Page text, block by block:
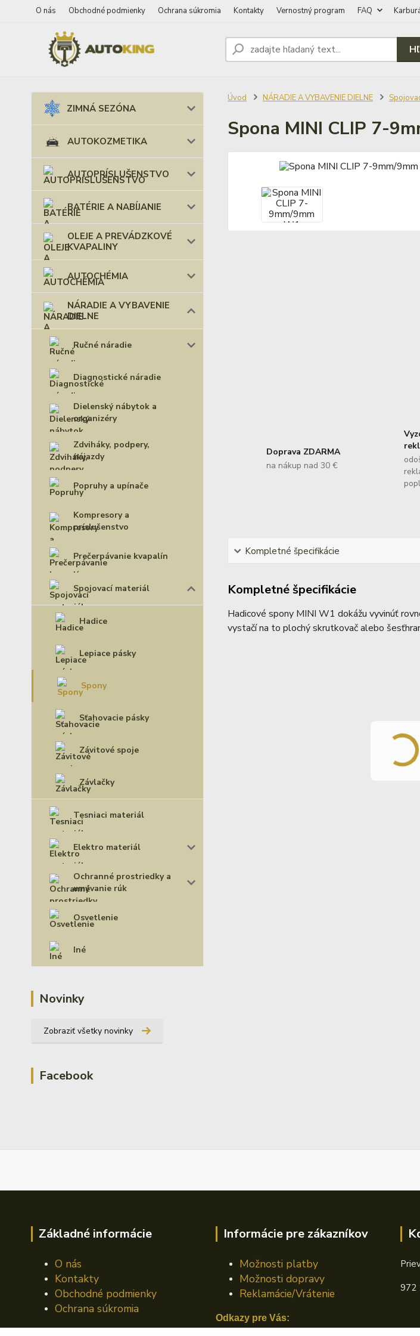
O nás Obchodné podmienky Ochrana súkromia Kontakty Vernostný program FAQ
ZIMNÁ SEZÓNA
AUTOKOZMETIKA
AUTOPRÍSLUŠENSTVO
BATÉRIE A NABÍJANIE
OLEJE A PREVÁDZKOVÉ
KVAPALINY
AUTOCHÉMIA
NÁRADIE A VYBAVENIE
DIELNE
Ručné náradie
Diagnostické náradie
Dielenský nábytok a
organizéry
Zdviháky, podpery,
nájazdy
Popruhy a upínače
Kompresory a
príslušenstvo
Prečerpávanie kvapalín
Spojovací materiál
Hadice
Lepiace pásky
Spony
Sťahovacie pásky
Závitové spoje
Závlačky
Tesniaci materiál
Elektro materiál
Ochranné prostriedky a
umývanie rúk
Osvetlenie
Iné
Novinky
Zobraziť všetky novinky
Facebook
Úvod NÁRADIE A VYBAVENIE DIELNE
Spona MINI CLIP 7-
Doprava ZDARMA
na nákup nad 30 €
Kompletné špecifikácie
Kompletné špecifikácie
Hadicové spony MINI W1 dokážu vyvinúť
vystačí na to plochý skrutkovač alebo
Základné informácie
O nás
Kontakty
Obchodné podmienky
Ochrana súkromia
Informácie pre zákazníkov
Možnosti platby
Možnosti dopravy
Reklamácie/Vrátenie
Odkazy pre Vás:
972